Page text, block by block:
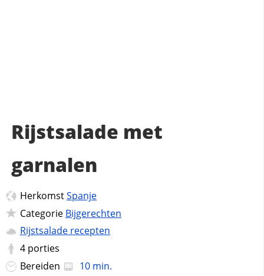
Rijstsalade met
garnalen
HerkomstSpanje
Categorie Bijgerechten
Rijstsalade recepten
4 porties
Bereiden
10 min.